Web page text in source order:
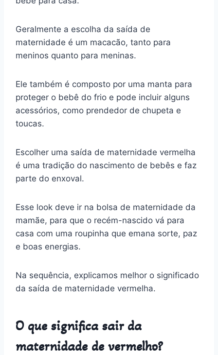
Geralmente a escolha da saída de
maternidade é um macacão, tanto para
meninos quanto para meninas.
Ele também é composto por uma manta para
proteger o bebê do frio e pode incluir alguns
acessórios, como prendedor de chupeta e
toucas.
Escolher uma saída de maternidade vermelha
é uma tradição do nascimento de bebês e faz
parte do enxoval.
Esse look deve ir na bolsa de maternidade da
mamãe, para que o recém-nascido vá para
casa com uma roupinha que emana sorte, paz
e boas energias.
Na sequência, explicamos melhor o significado
da saída de maternidade vermelha.
O que significa sair da
maternidade de vermelho?